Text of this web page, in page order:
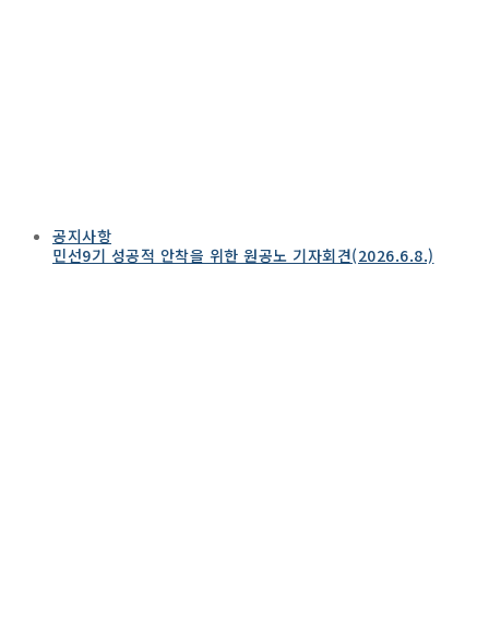
공지사항
민선9기 성공적 안착을 위한 원공노 기자회견(2026.6.8.)